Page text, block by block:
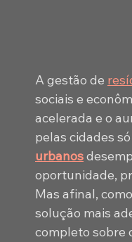
A gestão de
sociais e
acelerada e o
pelas cidades
urbanos
oportunidade,
Mas afinal,
solução mais
completo sobre